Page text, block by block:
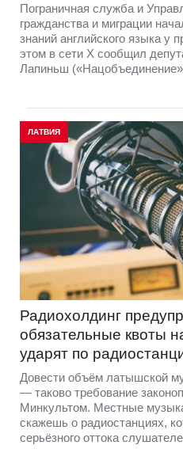
Пограничная служба и
гражданства и миграции
знаний английского языка у
этом в сети Х сообщил
Лапиньш
ЛАТВИЯ
Радиохолдинг
обязательные квоты
ударят по
Довести объём латышской
— таково требование
Минкультом. Местные
скажешь о радиостанциях,
серьёзного оттока